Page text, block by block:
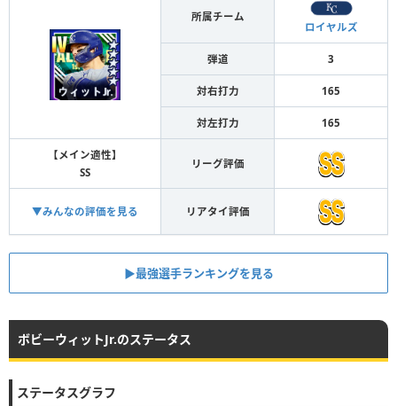
所属チーム
ロイヤルズ
弾道 3
対右打力 165
対左打力 165
【メイン適性】
SS
リーグ評価
▼みんなの評価を見る リアタイ評価
▶︎最強選手ランキングを見る
ボビーウィットJr.のステータス
ステータスグラフ